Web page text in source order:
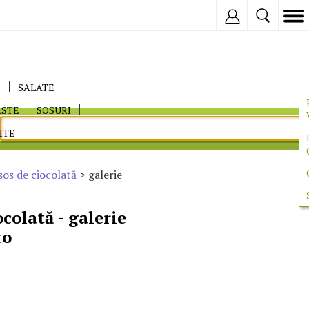
SALATE
SOSURI
de ciocolată > galerie
- galerie